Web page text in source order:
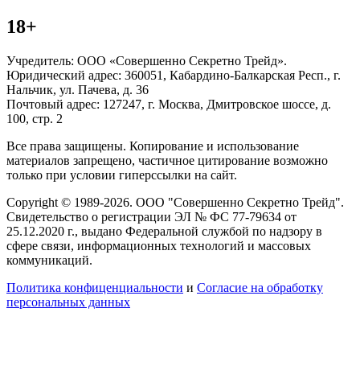
18+
Учредитель: ООО «Совершенно Секретно Трейд».
Юридический адрес: 360051, Кабардино-Балкарская Респ., г.
Нальчик, ул. Пачева, д. 36
Почтовый адрес: 127247, г. Москва, Дмитровское шоссе, д.
100, стр. 2
Все права защищены. Копирование и использование
материалов запрещено, частичное цитирование возможно
только при условии гиперссылки на сайт.
Copyright © 1989-2026. ООО "Совершенно Секретно Трейд".
Свидетельство о регистрации ЭЛ № ФС 77-79634 от
25.12.2020 г., выдано Федеральной службой по надзору в
сфере связи, информационных технологий и массовых
коммуникаций.
Политика конфиценциальности и Согласие на обработку
персональных данных